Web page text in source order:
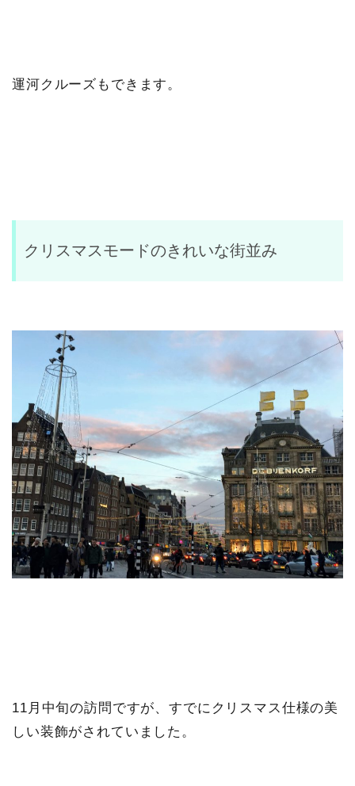
運河クルーズもできます。
クリスマスモードのきれいな街並み
11月中旬の訪問ですが、すでにクリスマス仕様の美
しい装飾がされていました。